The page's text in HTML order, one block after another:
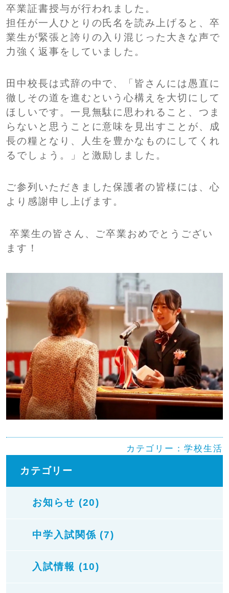
卒業証書授与が行われました。
担任が一人ひとりの氏名を読み上げると、卒
業生が緊張と誇りの入り混じった大きな声で
力強く返事をしていました。
田中校長は式辞の中で、「皆さんには愚直に
徹しその道を進むという心構えを大切にして
ほしいです。一見無駄に思われること、つま
らないと思うことに意味を見出すことが、成
長の糧となり、人生を豊かなものにしてくれ
るでしょう。」と激励しました。
ご参列いただきました保護者の皆様には、心
より感謝申し上げます。
卒業生の皆さん、ご卒業おめでとうござい
ます！
カテゴリー：学校生活
カテゴリー
お知らせ (20)
中学入試関係 (7)
入試情報 (10)